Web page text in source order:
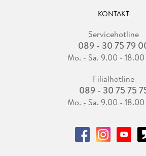
KONTAKT
Servicehotline
089 - 30 75 79
Mo. - Sa. 9.00 -
Filialhotline
089 - 30 75 75
Mo. - Sa. 9.00 -